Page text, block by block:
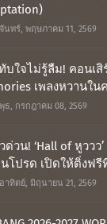
นทร์, พฤษภาคม 11, 2569
บใจไม่รู้ลืม! คอนเสิ
เพลงหวานใน
ธ, กรกฎาคม 08, 2569
ด่วน! ‘Hall of หูววว
โปรด เปิดให้ติ่งฟรี
าทิตย์, มิถุนายน 21, 2569